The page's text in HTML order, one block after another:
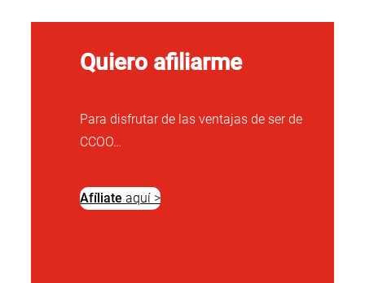
Quiero afiliarme
Para disfrutar de las ventajas de ser de
CCOO…
Afíliate aquí >